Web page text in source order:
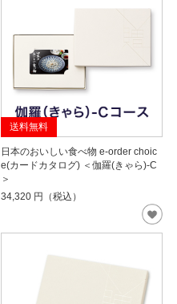
送料無料
日本のおいしい食べ物 e-order choic
e(カードカタログ) ＜伽羅(きゃら)-C
＞
34,320 円（税込）